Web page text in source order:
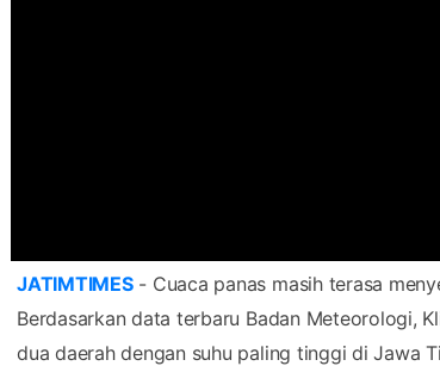
JATIMTIMES- Cuaca panas masih terasa
Berdasarkan data terbaru Badan Meteorologi,
dua daerah dengan suhu paling tinggi di Jawa